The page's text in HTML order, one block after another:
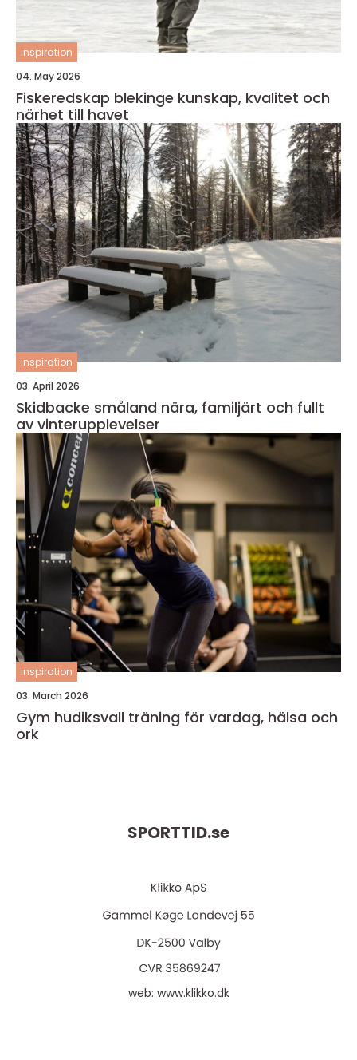
inspiration
04. May 2026
Fiskeredskap blekinge kunskap, kvalitet och
närhet till havet
inspiration
03. April 2026
Skidbacke småland nära, familjärt och fullt
av vinterupplevelser
inspiration
03. March 2026
Gym hudiksvall träning för vardag, hälsa och
ork
SPORTTID.se
web: www.klikko.dk